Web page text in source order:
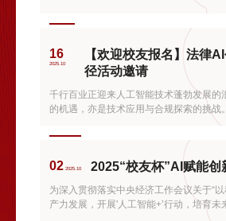
16
2025.10
【欢迎校友报名】法律
径活动邀请
千行百业正迎来人工智能技术蓬勃发展的
的机遇，亦是技术应用与合规探索的挑战
动，我们汇聚具备前瞻视野的优秀资本、
推动跨界融合的产业主体，共同梳理人工
02 2025.10 2025“校友杯”AI赋能创
为深入贯彻落实中央经济工作会议关于“
产力发展，开展'人工智能+’行动，培育未
推动人工智能与经济社会各行业各领域广